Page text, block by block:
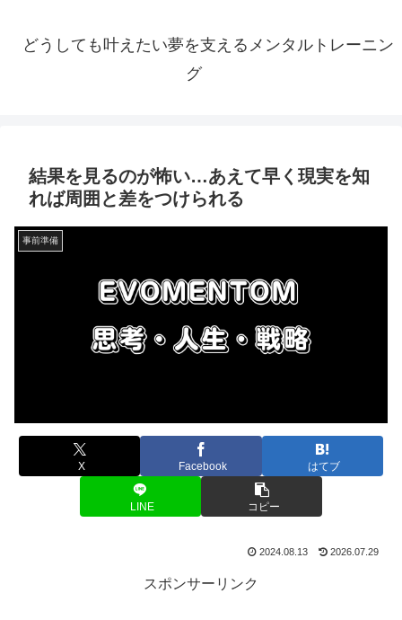
どうしても叶えたい夢を支えるメンタルトレーニン
グ
結果を見るのが怖い…あえて早く現実を知
れば周囲と差をつけられる
事前準備
X Facebook はてブ
LINE コピー
2024.08.13 2026.07.29
スポンサーリンク